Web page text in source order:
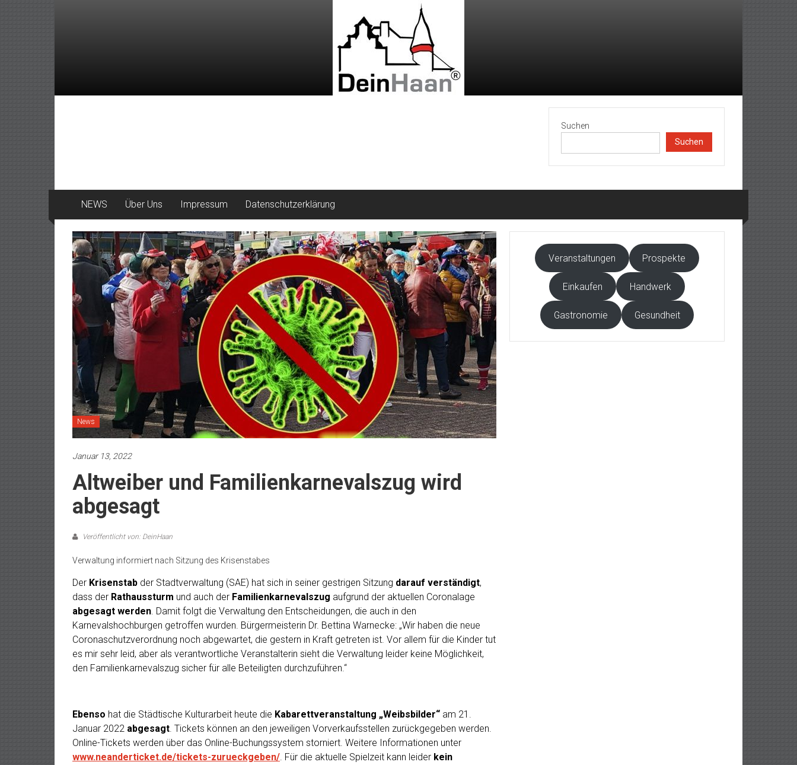
Suchen
Suchen
NEWS Über Uns Impressum Datenschutzerklärung
News
Januar 13, 2022
Altweiber und Familienkarnevalszug wird
abgesagt
Veröffentlicht von: DeinHaan
Verwaltung informiert nach Sitzung des Krisenstabes
Der Krisenstab der Stadtverwaltung (SAE) hat sich in seiner gestrigen Sitzung darauf verständigt,
dass der Rathaussturm und auch der Familienkarnevalszug aufgrund der aktuellen Coronalage
abgesagt werden. Damit folgt die Verwaltung den Entscheidungen, die auch in den
Karnevalshochburgen getroffen wurden. Bürgermeisterin Dr. Bettina Warnecke: „Wir haben die neue
Coronaschutzverordnung noch abgewartet, die gestern in Kraft getreten ist. Vor allem für die Kinder tut
es mir sehr leid, aber als verantwortliche Veranstalterin sieht die Verwaltung leider keine Möglichkeit,
den Familienkarnevalszug sicher für alle Beteiligten durchzuführen.“
Ebenso hat die Städtische Kulturarbeit heute die Kabarettveranstaltung „Weibsbilder“ am 21.
Januar 2022 abgesagt. Tickets können an den jeweiligen Vorverkaufsstellen zurückgegeben werden.
Online-Tickets werden über das Online-Buchungssystem storniert. Weitere Informationen unter
www.neanderticket.de/tickets-zurueckgeben/. Für die aktuelle Spielzeit kann leider kein
Veranstaltungen Prospekte
Einkaufen Handwerk
Gastronomie Gesundheit